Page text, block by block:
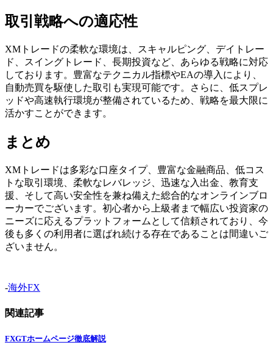
取引戦略への適応性
XMトレードの柔軟な環境は、スキャルピング、デイトレー
ド、スイングトレード、長期投資など、あらゆる戦略に対応
しております。豊富なテクニカル指標やEAの導入により、
自動売買を駆使した取引も実現可能です。さらに、低スプレ
ッドや高速執行環境が整備されているため、戦略を最大限に
活かすことができます。
まとめ
XMトレードは多彩な口座タイプ、豊富な金融商品、低コス
トな取引環境、柔軟なレバレッジ、迅速な入出金、教育支
援、そして高い安全性を兼ね備えた総合的なオンラインブロ
ーカーでございます。初心者から上級者まで幅広い投資家の
ニーズに応えるプラットフォームとして信頼されており、今
後も多くの利用者に選ばれ続ける存在であることは間違いご
ざいません。
-海外FX
関連記事
FXGTホームページ徹底解説